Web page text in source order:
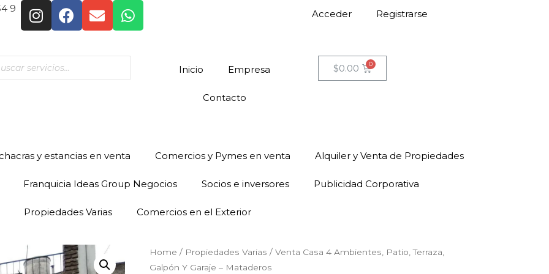
9 Acceder Registrarse
Inicio Empresa
Contacto
$0.00
y estancias en venta Comercios y Pymes en venta Alquiler y Venta de Propiedades
Franquicia Ideas Group Negocios Socios e inversores Publicidad Corporativa
Propiedades Varias Comercios en el Exterior
Home / Propiedades Varias / Venta Casa 4 Ambientes, Patio, Terraza,
Galpón Y Garaje – Mataderos